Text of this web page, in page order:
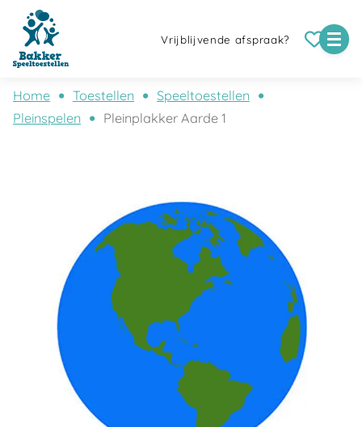
Vrijblijvende afspraak?
Home Toestellen
Speeltoestellen
Pleinspelen
Pleinplakker Aarde 1